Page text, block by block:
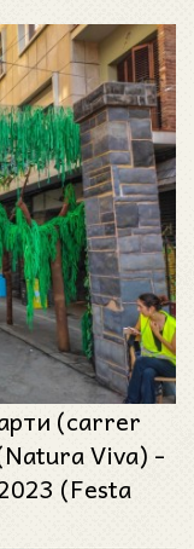
(carrer
Viva) -
(Festa